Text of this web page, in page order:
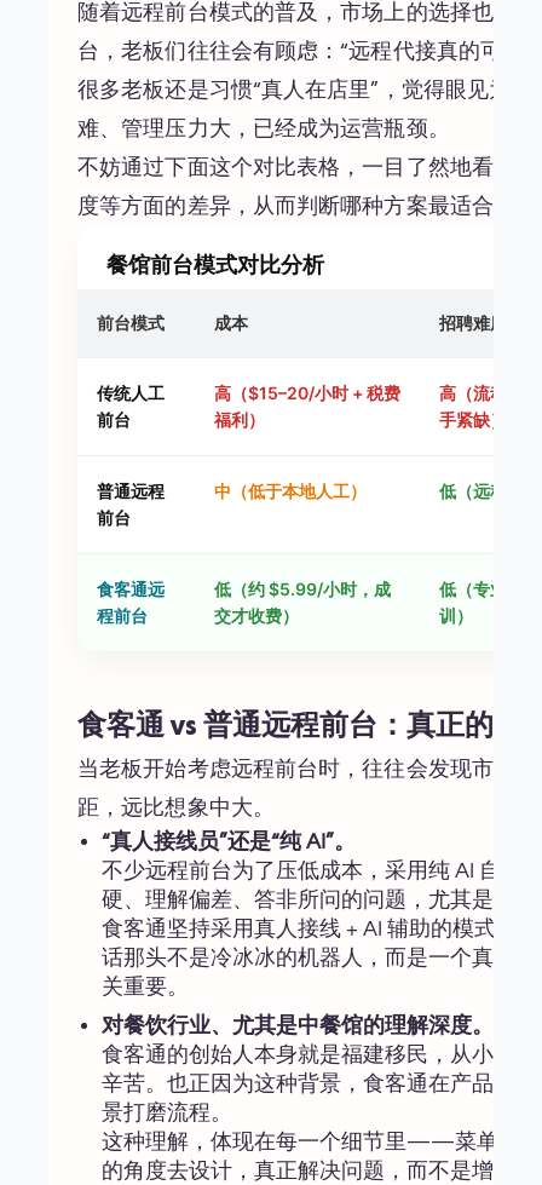
随着远程前台模式的普及，市场上的选择也越
台，老板们往往会有顾虑：“远程代接真的可靠
很多老板还是习惯“真人在店里”，觉得眼见为
难、管理压力大，已经成为运营瓶颈。
不妨通过下面这个对比表格，一目了然地看出
度等方面的差异，从而判断哪种方案最适合自
餐馆前台模式对比分析
前台模式 成本 招聘难度
传统人工
前台
高（$15–20/小时 + 税费
福利）
高（流动性
手紧缺）
普通远程
前台
中（低于本地人工） 低（远程易
食客通远
程前台
低（约 $5.99/小时，成
交才收费）
低（专业筛
训）
食客通 vs 普通远程前台：真正的差
当老板开始考虑远程前台时，往往会发现市面
距，远比想象中大。
“真人接线员”还是“纯 AI”。
不少远程前台为了压低成本，采用纯 AI 自动
硬、理解偏差、答非所问的问题，尤其是遇
食客通坚持采用真人接线 + AI 辅助的模式：
话那头不是冷冰冰的机器人，而是一个真诚
关重要。
对餐饮行业、尤其是中餐馆的理解深度。
食客通的创始人本身就是福建移民，从小在
辛苦。也正因为这种背景，食客通在产品和
景打磨流程。
这种理解，体现在每一个细节里——菜单结构
的角度去设计，真正解决问题，而不是增加负